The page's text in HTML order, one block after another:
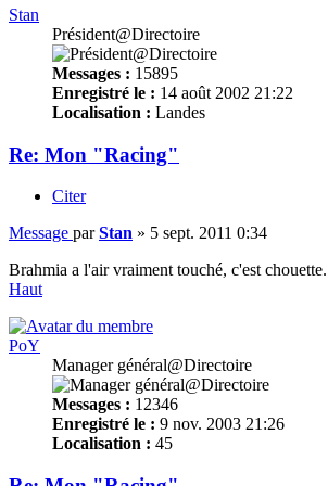
Stan
Président@Directoire
Messages : 15895
Enregistré le : 14 août 2002 21:22
Localisation : Landes
Re: Mon "Racing"
Citer
Message parStan » 5 sept. 2011 0:34
Brahmia a l'air vraiment touché, c'est
Haut
PoY
Manager général@Directoire
Messages : 12346
Enregistré le : 9 nov. 2003 21:26
Localisation : 45